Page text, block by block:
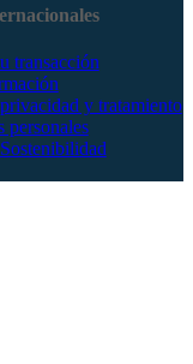
transacción
y tratamiento
personales